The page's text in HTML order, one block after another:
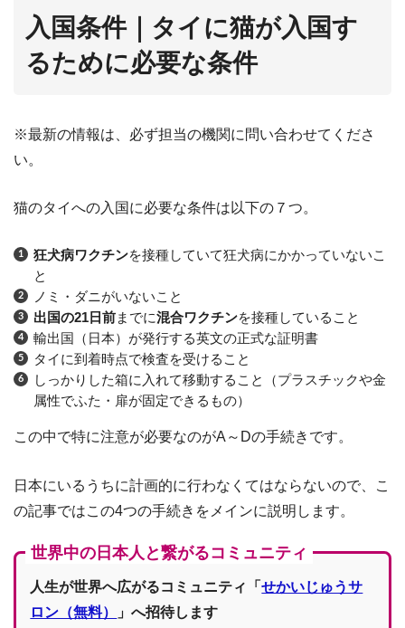
入国条件｜タイに猫が入国す
るために必要な条件
※最新の情報は、必ず担当の機関に問い合わせてくださ
い。
猫のタイへの入国に必要な条件は以下の７つ。
狂犬病ワクチンを接種していて狂犬病にかかっていないこ
と
ノミ・ダニがいないこと
出国の21日前までに混合ワクチンを接種していること
輸出国（日本）が発行する英文の正式な証明書
タイに到着時点で検査を受けること
しっかりした箱に入れて移動すること（プラスチックや金
属性でふた・扉が固定できるもの）
この中で特に注意が必要なのがA～Dの手続きです。
日本にいるうちに計画的に行わなくてはならないので、こ
の記事ではこの4つの手続きをメインに説明します。
世界中の日本人と繋がるコミュニティ
人生が世界へ広がるコミュニティ「せかいじゅうサ
ロン（無料）
」へ招待します